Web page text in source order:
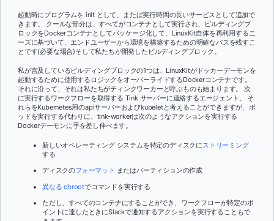
起動時にプログラムを init として、または実行時間の長いサービスとして追加で
きます。 クールな部分は、すべてがコンテナとして実行され、ビルディングブ
ロックをDockerコンテナとしてパッケージ化して、LinuxKit自体を再利用するニ
ーズに基づいて、エンドユーザーから環境を構築するための明確なパスを残すこ
とです(必要な場合)そして私たちが開発したビルディングブロック。
私が言及しているビルディングブロックの1つは、LinuxKitがドッカーデーモンを
起動するために使用するロジックをオーバーライドするDockerコンテナです。
それに沿って、それは私たちがティンクワーカーと呼ぶものも始まります。 次
に実行するワークフローを取得する Tink サーバーに連絡するエージェント。 そ
れらをKubernetes用のapiサーバーおよびkubeletと考えることができますが、ポ
ッドを実行する代わりに、tink-workerは次のようなアクションを実行する
Dockerデーモンに手を差し伸べます。
新しいオペレーティング システムを特定のディスクにストリーミング
する
ディスクのフォーマット またはパーティションの作成
異なる chrootでコマンドを実行する
ただし、すべてのコンテナにすることができ、ワークフローが特定のポ
イントに達したときにSlackで通知するアクションを実行することもで